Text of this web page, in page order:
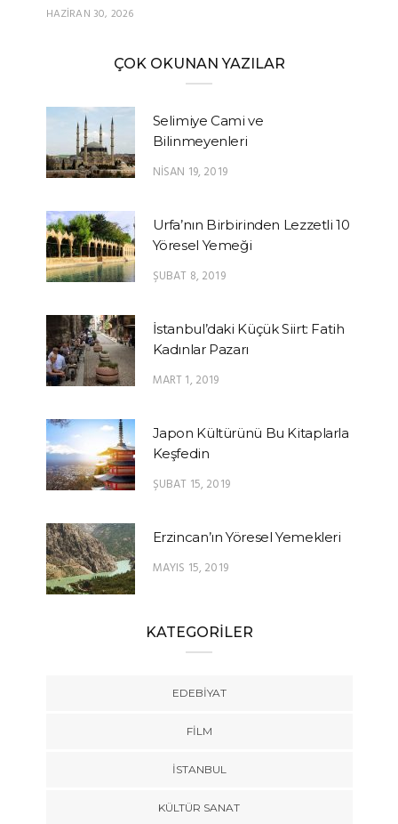
HAZIRAN 30, 2026
ÇOK OKUNAN YAZILAR
Selimiye Cami ve
Bilinmeyenleri
NISAN 19, 2019
Urfa’nın Birbirinden Lezzetli 10
Yöresel Yemeği
ŞUBAT 8, 2019
İstanbul’daki Küçük Siirt: Fatih
Kadınlar Pazarı
MART 1, 2019
Japon Kültürünü Bu Kitaplarla
Keşfedin
ŞUBAT 15, 2019
Erzincan’ın Yöresel Yemekleri
MAYIS 15, 2019
KATEGORİLER
EDEBIYAT
FILM
İSTANBUL
KÜLTÜR SANAT